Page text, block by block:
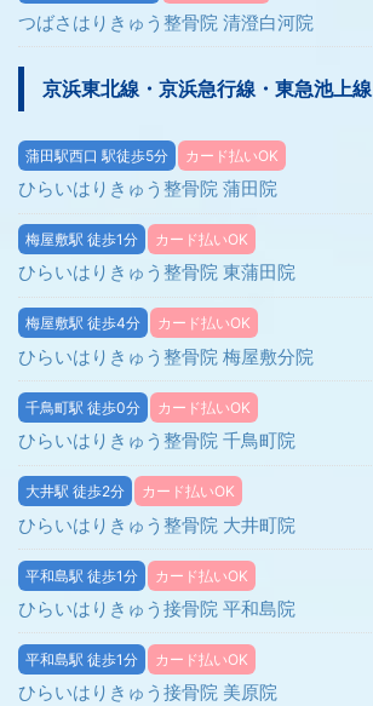
つばさはりきゅう整骨院 清澄白河院
京浜東北線・京浜急行線・東急池上線
蒲田駅西口 駅徒歩5分 カード払いOK
ひらいはりきゅう整骨院 蒲田院
梅屋敷駅 徒歩1分 カード払いOK
ひらいはりきゅう整骨院 東蒲田院
梅屋敷駅 徒歩4分 カード払いOK
ひらいはりきゅう整骨院 梅屋敷分院
千鳥町駅 徒歩0分 カード払いOK
ひらいはりきゅう整骨院 千鳥町院
大井駅 徒歩2分 カード払いOK
ひらいはりきゅう整骨院 大井町院
平和島駅 徒歩1分 カード払いOK
ひらいはりきゅう接骨院 平和島院
平和島駅 徒歩1分 カード払いOK
ひらいはりきゅう接骨院 美原院